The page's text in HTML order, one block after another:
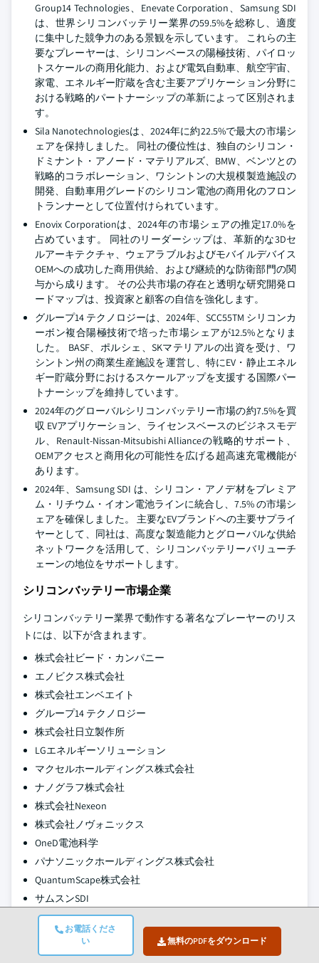
お電話くださ
い
無料のPDFをダウンロード
Group14 Technologies、Enevate Corporation、Samsung SDI
は、世界シリコンバッテリー業界の59.5%を総称し、適度
に集中した競争力のある景観を示しています。 これらの主
要なプレーヤーは、シリコンベースの陽極技術、パイロッ
トスケールの商用化能力、および電気自動車、航空宇宙、
家電、エネルギー貯蔵を含む主要アプリケーション分野に
おける戦略的パートナーシップの革新によって区別されま
す。
Sila Nanotechnologiesは、2024年に約22.5%で最大の市場シ
ェアを保持しました。 同社の優位性は、独自のシリコン・
ドミナント・アノード・マテリアルズ、BMW、ベンツとの
戦略的コラボレーション、ワシントンの大規模製造施設の
開発、自動車用グレードのシリコン電池の商用化のフロン
トランナーとして位置付けられています。
Enovix Corporationは、2024年の市場シェアの推定17.0%を
占めています。 同社のリーダーシップは、革新的な3Dセ
ルアーキテクチャ、ウェアラブルおよびモバイルデバイス
OEMへの成功した商用供給、および継続的な防衛部門の関
与から成ります。 その公共市場の存在と透明な研究開発ロ
ードマップは、投資家と顧客の自信を強化します。
グループ14 テクノロジーは、2024年、SCC55TM シリコンカ
ーボン複合陽極技術で培った市場シェアが12.5%となりま
した。 BASF、ポルシェ、SKマテリアルの出資を受け、ワ
シントン州の商業生産施設を運営し、特にEV・静止エネル
ギー貯蔵分野におけるスケールアップを支援する国際パー
トナーシップを維持しています。
2024年のグローバルシリコンバッテリー市場の約7.5%を買
収 EVアプリケーション、ライセンスベースのビジネスモデ
ル、Renault-Nissan-Mitsubishi Allianceの戦略的サポート、
OEMアクセスと商用化の可能性を広げる超高速充電機能が
あります。
2024年、Samsung SDI は、シリコン・アノデ材をプレミア
ム・リチウム・イオン電池ラインに統合し、7.5% の市場シ
ェアを確保しました。 主要なEVブランドへの主要サプライ
ヤーとして、同社は、高度な製造能力とグローバルな供給
ネットワークを活用して、シリコンバッテリーバリューチ
ェーンの地位をサポートします。
シリコンバッテリー市場企業
シリコンバッテリー業界で動作する著名なプレーヤーのリス
トには、以下が含まれます。
株式会社ビード・カンパニー
エノビクス株式会社
株式会社エンベエイト
グループ14 テクノロジー
株式会社日立製作所
LGエネルギーソリューション
マクセルホールディングス株式会社
ナノグラフ株式会社
株式会社Nexeon
株式会社ノヴォニックス
OneD電池科学
パナソニックホールディングス株式会社
QuantumScape株式会社
サムスンSDI
シリコンナノテクノロジー
ソリッドパワー株式会社
株式会社ストアドット